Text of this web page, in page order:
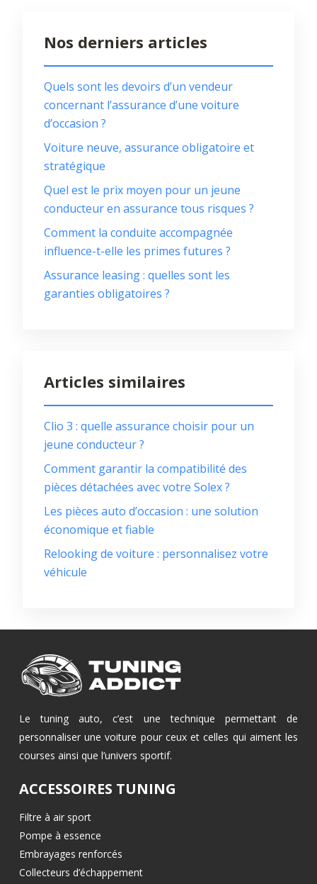
Nos derniers articles
Quels sont les devoirs d’un vendeur
concernant l’assurance d’une voiture
d’occasion ?
Voiture neuve, assurance obligatoire et
stratégique
Quel est le prix moyen pour un jeune
conducteur en assurance tous risques ?
Comment la conduite accompagnée
influence-t-elle les primes futures ?
Assurance leasing : quelles sont les
garanties obligatoires ?
Articles similaires
Clio 3 : quelle assurance choisir pour un
jeune conducteur ?
Comment garantir la compatibilité des
pièces détachées avec votre Solex ?
Les pièces auto d’occasion : une solution
économique et fiable
Relooking de voiture : personnalisez votre
véhicule
Le tuning auto, c’est une technique permettant de
personnaliser une voiture pour ceux et celles qui aiment les
courses ainsi que l’univers sportif.
ACCESSOIRES TUNING
Filtre à air sport
Pompe à essence
Embrayages renforcés
Collecteurs d’échappement